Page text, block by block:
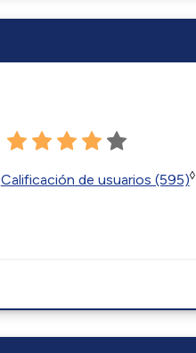
Calificación de usuarios (595)◊